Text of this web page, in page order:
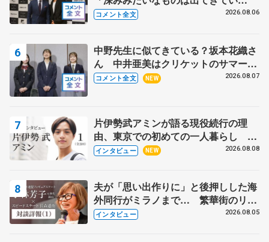
る？」 〝兄さん〟と慕うレジェンド
コメント全文 2026.08.06
中野先生に似てきている？坂本花織さ
ん 中井亜美はクリケットのサマーキ
ャンプに 島田麻央はたくさん試合に
コメント全文 NEW 2026.08.07
片伊勢武アミンが語る現役続行の理
由、東京での初めての一人暮らし 注
目スケーターの「今」に迫る
インタビュー NEW 2026.08.08
夫が「思い出作りに」と後押しした海
外同行がミラノまで… 繁華街のリン
クでは不良のお兄さんも味方に 小林
インタビュー 2026.08.05